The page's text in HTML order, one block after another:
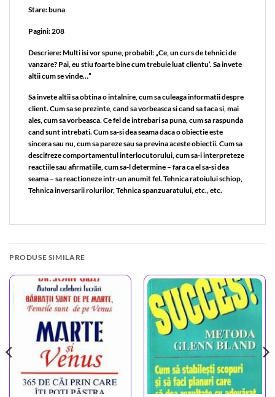
Stare: buna
Pagini: 208
Descriere: Multi isi vor spune, probabil: „Ce, un curs de tehnici de
vanzare? Pai, eu stiu foarte bine cum trebuie luat clientu’. Sa invete
altii cum se vinde…”
Sa invete altii sa obtina o intalnire, cum sa culeaga informatii despre
client. Cum sa se prezinte, cand sa vorbeasca si cand sa taca si, mai
ales, cum sa vorbeasca. Ce fel de intrebari sa puna, cum sa raspunda
cand sunt intrebati. Cum sa-si dea seama daca o obiectie este
sincera sau nu, cum sa pareze sau sa previna aceste obiectii. Cum sa
descifreze comportamentul interlocutorului, cum sa-i interpreteze
reactiile sau afirmatiile, cum sa-l determine – fara ca el sa-si dea
seama – sa reactioneze intr-un anumit fel. Tehnica ratoiului schiop,
Tehnica inversarii rolurilor, Tehnica spanzuaratului, etc., etc.
PRODUSE SIMILARE